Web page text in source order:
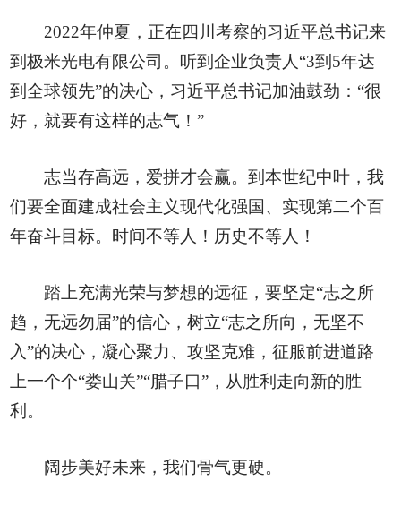
2022年仲夏，正在四川考察的习近平总书记来
到极米光电有限公司。听到企业负责人“3到5年达
到全球领先”的决心，习近平总书记加油鼓劲：“很
好，就要有这样的志气！”
志当存高远，爱拼才会赢。到本世纪中叶，我
们要全面建成社会主义现代化强国、实现第二个百
年奋斗目标。时间不等人！历史不等人！
踏上充满光荣与梦想的远征，要坚定“志之所
趋，无远勿届”的信心，树立“志之所向，无坚不
入”的决心，凝心聚力、攻坚克难，征服前进道路
上一个个“娄山关”“腊子口”，从胜利走向新的胜
利。
阔步美好未来，我们骨气更硬。